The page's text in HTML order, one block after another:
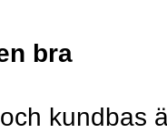
bra
kundbas